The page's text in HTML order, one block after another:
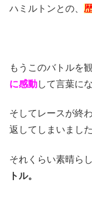
ハミルトンとの、
もうこのバトルを
に感動して言葉に
そしてレースが終
返してしまいまし
それくらい素晴ら
トル。